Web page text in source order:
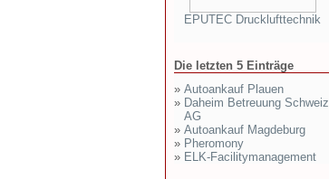
EPUTEC Drucklufttechnik
Die letzten 5 Einträge
» Autoankauf Plauen
» Daheim Betreuung Schweiz
AG
» Autoankauf Magdeburg
» Pheromony
» ELK-Facilitymanagement